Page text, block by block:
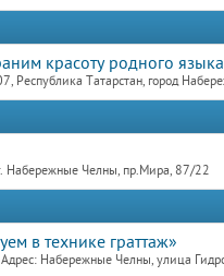
красоту родного
Республика Татарстан, город
Набережные Челны, пр.Мира, 87/22
в технике граттаж»
Набережные Челны, улица